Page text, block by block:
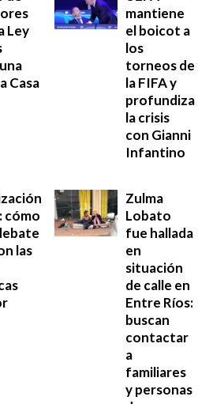
Ley
Casa
mantiene
el boicot a
los
torneos de
la FIFA y
profundiza
la crisis
con Gianni
Infantino
cómo
las
Zulma
Lobato
fue hallada
en
situación
de calle en
Entre Ríos:
buscan
contactar
a
familiares
y personas